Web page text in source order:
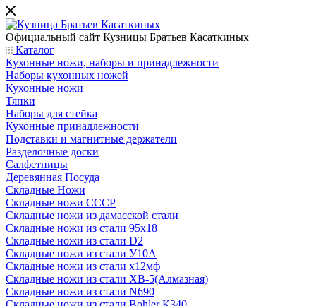
Официальный сайт Кузницы Братьев Касаткиных
Каталог
Кухонные ножи, наборы и принадлежности
Наборы кухонных ножей
Кухонные ножи
Тяпки
Наборы для стейка
Кухонные принадлежности
Подставки и магнитные держатели
Разделочные доски
Салфетницы
Деревянная Посуда
Складные Ножи
Cкладные ножи СССР
Складные ножи из дамасской стали
Складные ножи из стали 95х18
Складные ножи из стали D2
Складные ножи из стали У10А
Складные ножи из стали х12мф
Складные ножи из стали ХВ-5(Алмазная)
Складные ножи из стали N690